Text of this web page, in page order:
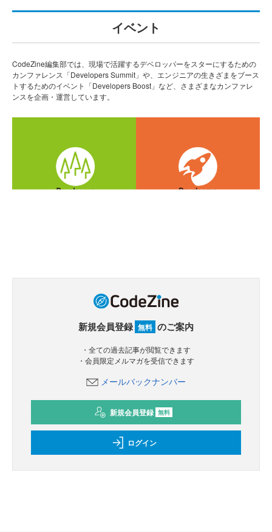
イベント
CodeZine編集部では、現場で活躍するデベロッパーをスターにするための
カンファレンス「Developers Summit」や、エンジニアの生きざまをブース
トするためのイベント「Developers Boost」など、さまざまなカンファレ
ンスを企画・運営しています。
新規会員登録 無料 のご案内
・全ての過去記事が閲覧できます
・会員限定メルマガを受信できます
メールバックナンバー
新規会員登録 無料
ログイン